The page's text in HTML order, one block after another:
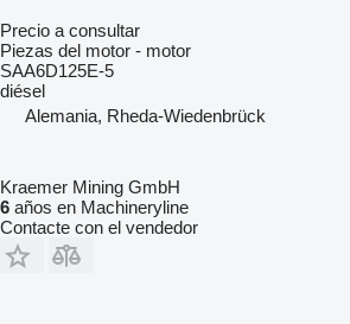
Precio a consultar
Piezas del motor - motor
SAA6D125E-5
diésel
Alemania, Rheda-Wiedenbrück
Kraemer Mining GmbH
6 años en Machineryline
Contacte con el vendedor